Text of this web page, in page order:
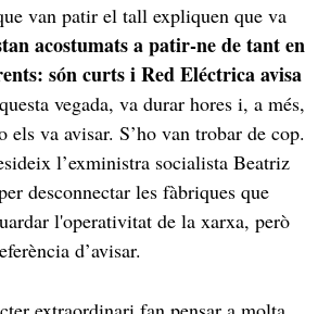
van patir el tall expliquen que va
acostumats a patir-ne de tant en
són curts i Red Eléctrica avisa
vegada, va durar hores i, a més,
els va avisar. S’ho van trobar de cop.
l’exministra socialista Beatriz
desconnectar les fàbriques que
l'operativitat de la xarxa, però
d’avisar.